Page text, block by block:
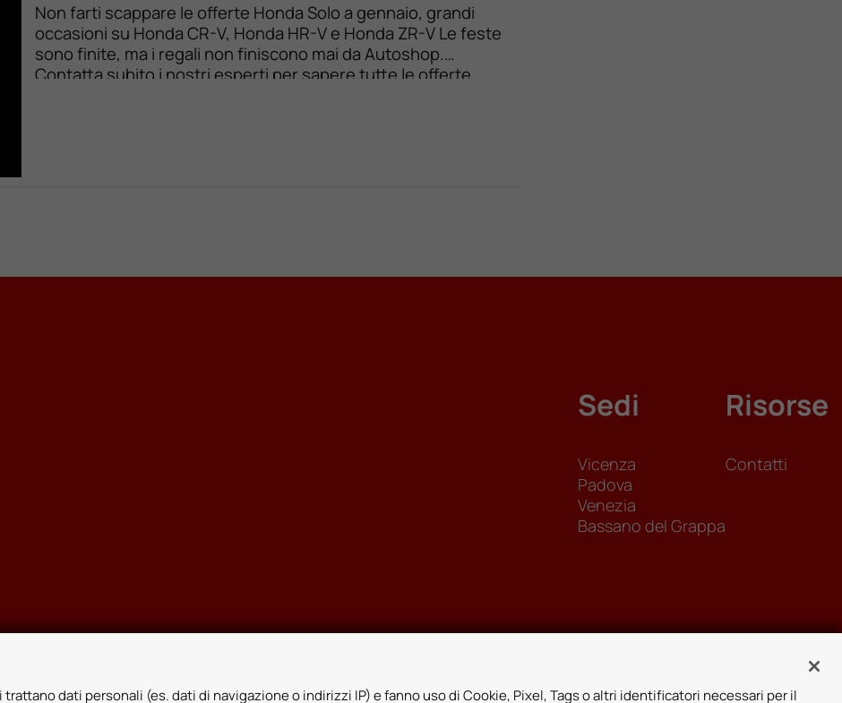
Non farti scappare le offerte Honda Solo a gennaio, grandi
occasioni su Honda CR-V, Honda HR-V e Honda ZR-V Le feste
sono finite, ma i regali non finiscono mai da Autoshop.
Contatta subito i nostri esperti per sapere tutte le offerte
Sedi
Vicenza
Padova
Venezia
Bassano del Grappa
Risorse
Contatti
dati personali (es. dati di navigazione o indirizzi IP) e fanno uso di Cookie, Pixel, Tags o altri identificatori necessari per il